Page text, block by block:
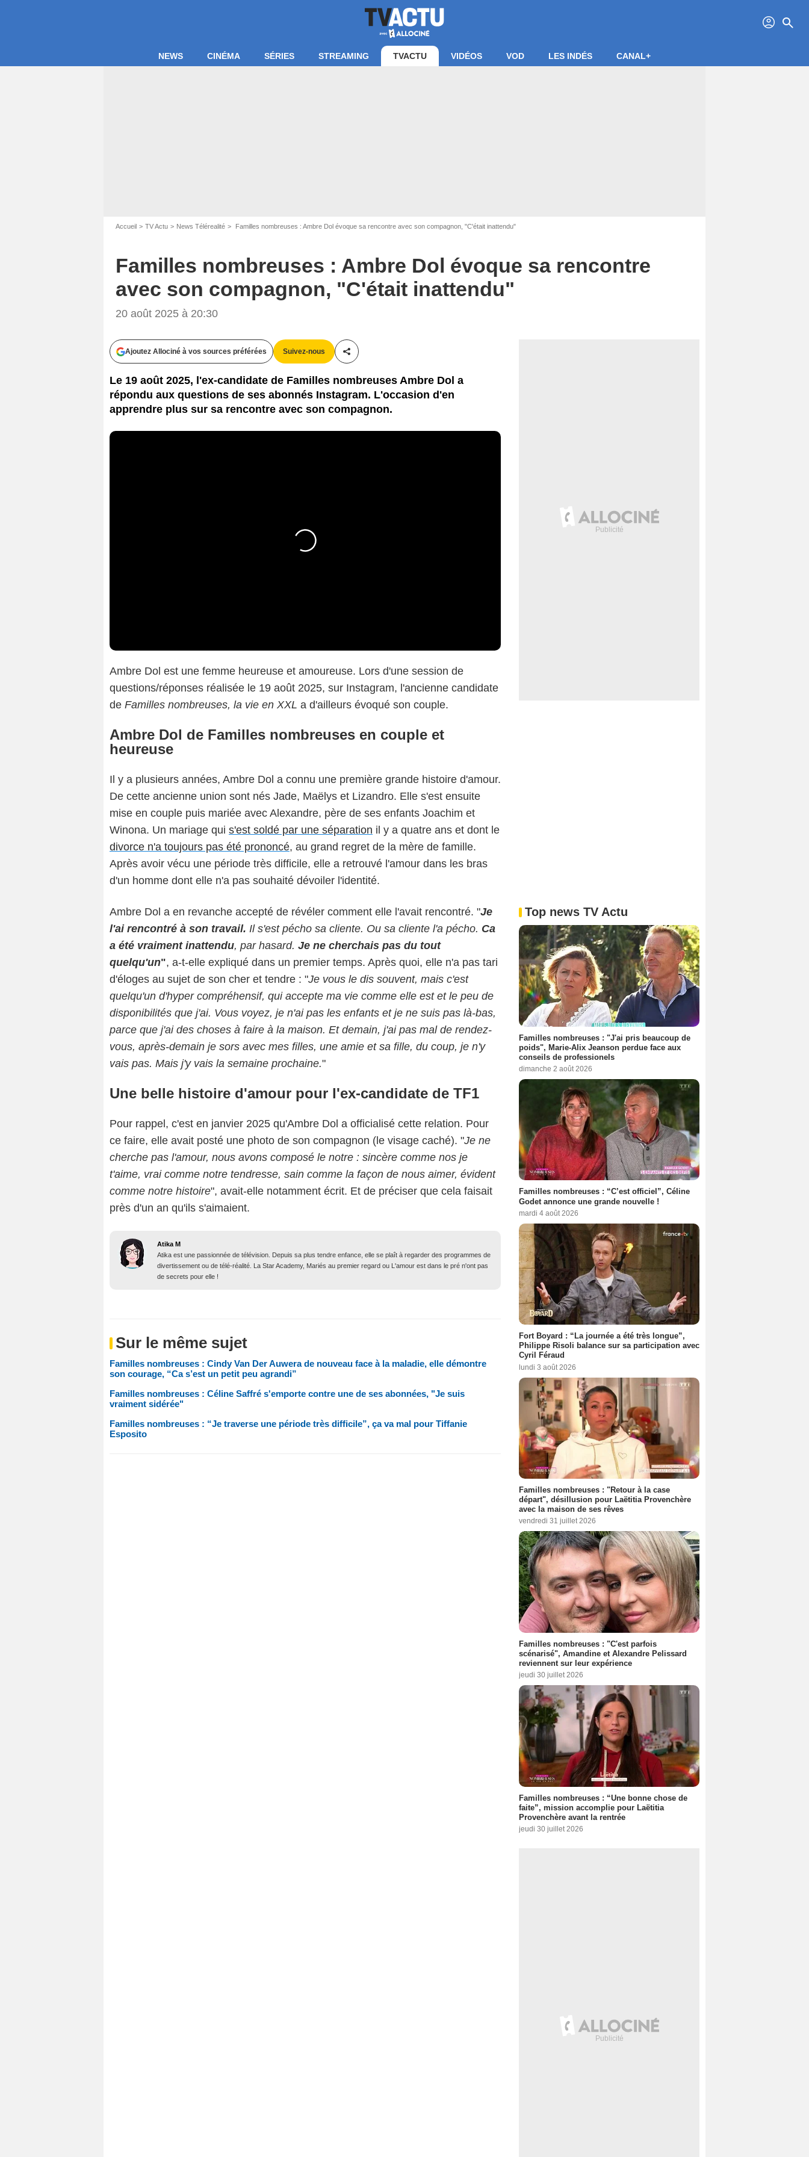
profil search
NEWS CINÉMA SÉRIES STREAMING TVACTU VIDÉOS VOD LES INDÉS CANAL+
Accueil TV Actu News Télérealité Familles nombreuses : Ambre Dol évoque sa rencontre avec son compagnon, "C'était inattendu"
Familles nombreuses : Ambre Dol évoque sa rencontre
avec son compagnon, "C'était inattendu"
20 août 2025 à 20:30
Ajoutez Allociné à vos sources préférées Suivez-nous
Partager cet article
Le 19 août 2025, l'ex-candidate de Familles nombreuses Ambre Dol a
répondu aux questions de ses abonnés Instagram. L'occasion d'en
apprendre plus sur sa rencontre avec son compagnon.
Ambre Dol est une femme heureuse et amoureuse. Lors d'une session de
questions/réponses réalisée le 19 août 2025, sur Instagram, l'ancienne candidate
de Familles nombreuses, la vie en XXL a d'ailleurs évoqué son couple.
Ambre Dol de Familles nombreuses en couple et
heureuse
Il y a plusieurs années, Ambre Dol a connu une première grande histoire d'amour.
De cette ancienne union sont nés Jade, Maëlys et Lizandro. Elle s'est ensuite
mise en couple puis mariée avec Alexandre, père de ses enfants Joachim et
Winona. Un mariage qui s'est soldé par une séparation il y a quatre ans et dont le
divorce n'a toujours pas été prononcé, au grand regret de la mère de famille.
Après avoir vécu une période très difficile, elle a retrouvé l'amour dans les bras
d'un homme dont elle n'a pas souhaité dévoiler l'identité.
Ambre Dol a en revanche accepté de révéler comment elle l'avait rencontré. "Je
l'ai rencontré à son travail. Il s'est pécho sa cliente. Ou sa cliente l'a pécho. Ca
a été vraiment inattendu, par hasard. Je ne cherchais pas du tout
quelqu'un", a-t-elle expliqué dans un premier temps. Après quoi, elle n'a pas tari
d'éloges au sujet de son cher et tendre : "Je vous le dis souvent, mais c'est
quelqu'un d'hyper compréhensif, qui accepte ma vie comme elle est et le peu de
disponibilités que j'ai. Vous voyez, je n'ai pas les enfants et je ne suis pas là-bas,
parce que j'ai des choses à faire à la maison. Et demain, j'ai pas mal de rendez-
vous, après-demain je sors avec mes filles, une amie et sa fille, du coup, je n'y
vais pas. Mais j'y vais la semaine prochaine."
Une belle histoire d'amour pour l'ex-candidate de TF1
Pour rappel, c'est en janvier 2025 qu'Ambre Dol a officialisé cette relation. Pour
ce faire, elle avait posté une photo de son compagnon (le visage caché). "Je ne
cherche pas l'amour, nous avons composé le notre : sincère comme nos je
t'aime, vrai comme notre tendresse, sain comme la façon de nous aimer, évident
comme notre histoire", avait-elle notamment écrit. Et de préciser que cela faisait
près d'un an qu'ils s'aimaient.
Atika M
Atika est une passionnée de télévision. Depuis sa plus tendre enfance, elle se plaît à regarder des programmes de
divertissement ou de télé-réalité. La Star Academy, Mariés au premier regard ou L'amour est dans le pré n'ont pas
de secrets pour elle !
Sur le même sujet
Familles nombreuses : Cindy Van Der Auwera de nouveau face à la maladie, elle démontre
son courage, “Ca s’est un petit peu agrandi”
Familles nombreuses : Céline Saffré s'emporte contre une de ses abonnées, "Je suis
vraiment sidérée"
Familles nombreuses : “Je traverse une période très difficile”, ça va mal pour Tiffanie
Esposito
Top news TV Actu
Familles nombreuses : "J'ai pris beaucoup de
poids", Marie-Alix Jeanson perdue face aux
conseils de professionels
dimanche 2 août 2026
Familles nombreuses : “C’est officiel”, Céline
Godet annonce une grande nouvelle !
mardi 4 août 2026
Fort Boyard : “La journée a été très longue”,
Philippe Risoli balance sur sa participation avec
Cyril Féraud
lundi 3 août 2026
Familles nombreuses : "Retour à la case
départ", désillusion pour Laëtitia Provenchère
avec la maison de ses rêves
vendredi 31 juillet 2026
Familles nombreuses : "C'est parfois
scénarisé", Amandine et Alexandre Pelissard
reviennent sur leur expérience
jeudi 30 juillet 2026
Familles nombreuses : “Une bonne chose de
faite”, mission accomplie pour Laëtitia
Provenchère avant la rentrée
jeudi 30 juillet 2026